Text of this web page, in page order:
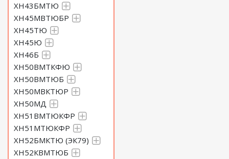
ХН43БМТЮ
ХН45МВТЮБР
ХН45ТЮ
ХН45Ю
ХН46Б
ХН50ВМТКФЮ
ХН50ВМТЮБ
ХН50МВКТЮР
ХН50МД
ХН51ВМТЮКФР
ХН51МТЮКФР
ХН52БМКТЮ (ЭК79)
ХН52КВМТЮБ